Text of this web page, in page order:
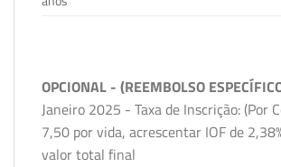
OPCIONAL - (REEMBOLSO
Janeiro 2025 - Taxa de Inscrição: (Por
7,50 por vida, acrescentar IOF de
valor total final